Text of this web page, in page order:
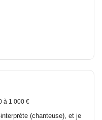
à 1 000 €
(chanteuse), et je